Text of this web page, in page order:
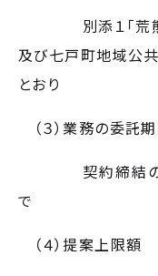
別添１「
及び七戸町地域公
とおり
（３）業務の委託
契約締結の日か
で
（４）提案上限額